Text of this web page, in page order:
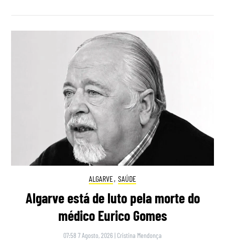
ALGARVE, SAÚDE
Algarve está de luto pela morte do
médico Eurico Gomes
07:58 7 Agosto, 2026 | Cristina Mendonça